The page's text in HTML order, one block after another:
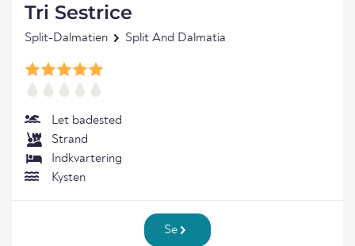
Tri Sestrice
Split-Dalmatien Split And Dalmatia
Let badested
Strand
Indkvartering
Kysten
Se